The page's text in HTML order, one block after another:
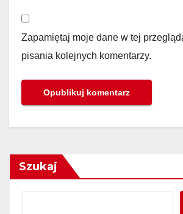
Zapamiętaj moje dane w tej
pisania kolejnych komentarzy.
Szukaj